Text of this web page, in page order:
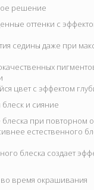
решение
оттенки с
седины даже при
цвет с эффектом
и сияние
блеска при повторном
естественного
блеска создает
время окрашивания